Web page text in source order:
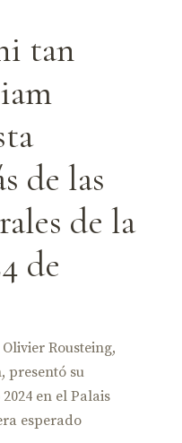
tan
de las
de la
de
Rousteing,
presentó su
en el Palais
esperado